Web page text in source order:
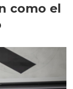
como el